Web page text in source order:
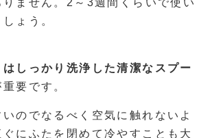
ょう。
しっかり洗浄した清潔なスプー
重要です。
のでなるべく空気に触れないよ
ぐにふたを閉めて冷やすことも大